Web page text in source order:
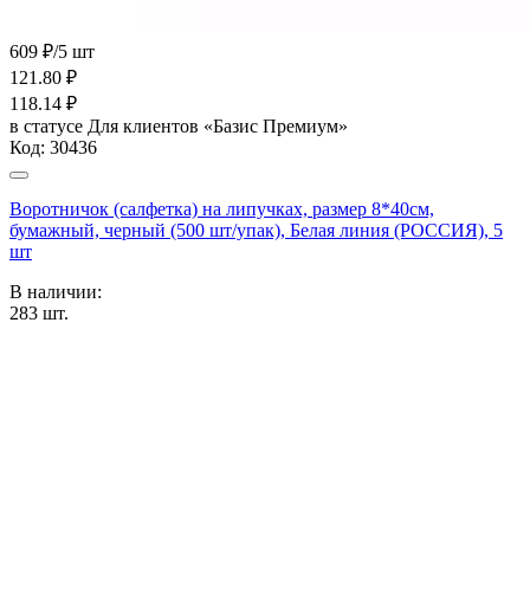
609 ₽/5 шт
121.80 ₽
118.14 ₽
в статусе Для клиентов «Базис Премиум»
Код: 30436
Воротничок (салфетка) на липучках, размер 8*40см,
бумажный, черный (500 шт/упак), Белая линия (РОССИЯ), 5
шт
В наличии:
283 шт.